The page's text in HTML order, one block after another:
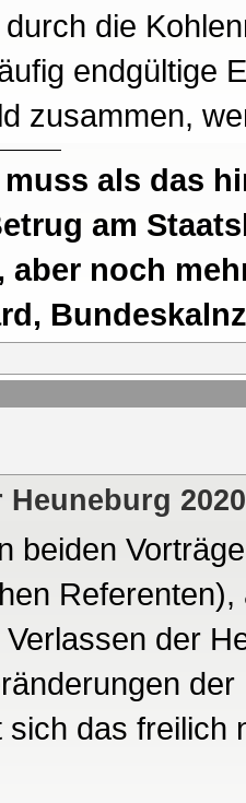
die
endgültige
zusammen,
als das
am
aber noch
Heuneburg 2020
beiden
der
sich das freilich